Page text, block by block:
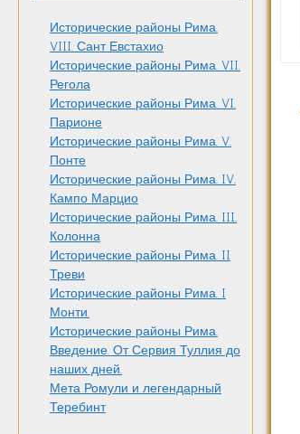
Исторические районы Рима.
VIII. Сант Евстахио
Исторические районы Рима. VII.
Регола
Исторические районы Рима. VI.
Парионе
Исторические районы Рима. V.
Понте
Исторические районы Рима. IV.
Кампо Марцио
Исторические районы Рима. III.
Колонна
Исторические районы Рима. II
Треви
Исторические районы Рима. I
Монти.
Исторические районы Рима.
Введение. От Сервия Туллия до
наших дней.
Мета Ромули и легендарный
Теребинт